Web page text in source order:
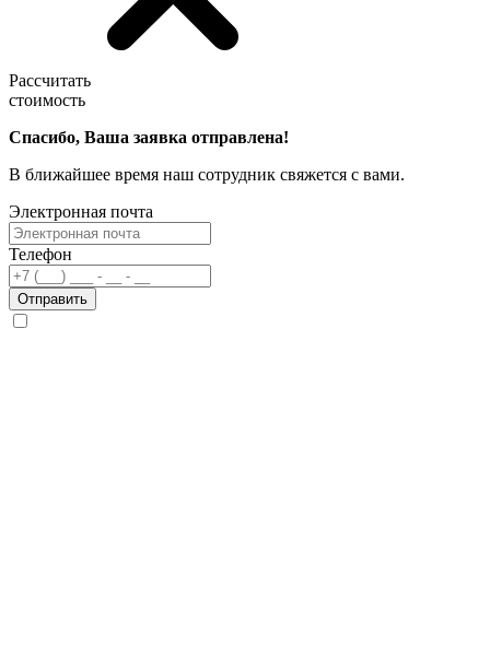
Рассчитать
стоимость
Спасибо, Ваша заявка отправлена!
В ближайшее время наш сотрудник свяжется с вами.
Электронная почта
Телефон
Отправить